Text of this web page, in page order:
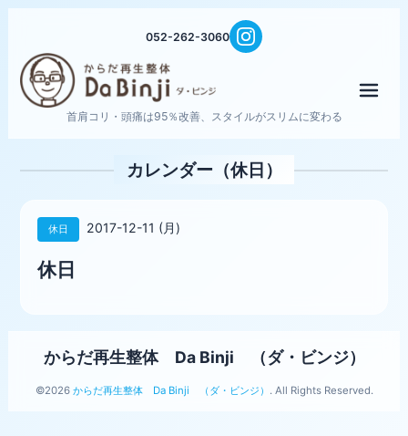
052-262-3060
首肩コリ・頭痛は95％改善、スタイルがスリムに変わる
カレンダー（休日）
休日 2017-12-11 (月)
休日
からだ再生整体 Da Binji （ダ・ビンジ）
©2026 からだ再生整体 Da Binji （ダ・ビンジ） . All Rights Reserved.